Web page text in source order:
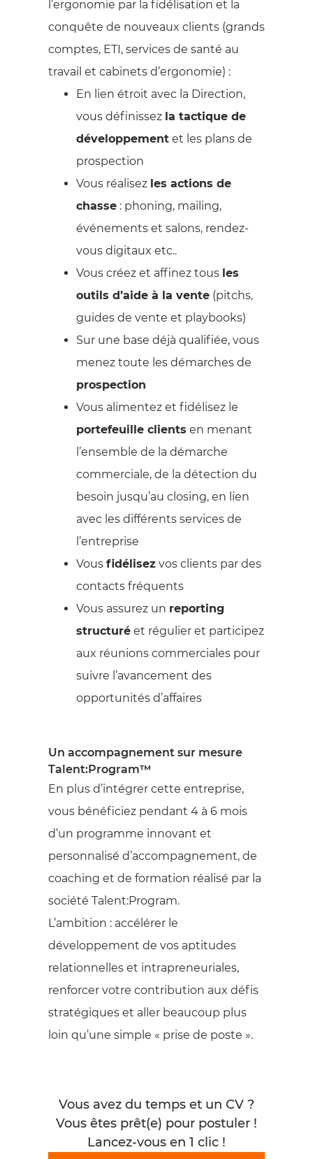
l’ergonomie par la fidélisation et la
conquête de nouveaux clients (grands
comptes, ETI, services de santé au
travail et cabinets d’ergonomie) :
En lien étroit avec la Direction,
vous définissez la tactique de
développement et les plans de
prospection
Vous réalisez les actions de
chasse : phoning, mailing,
événements et salons, rendez-
vous digitaux etc..
Vous créez et affinez tous les
outils d’aide à la vente (pitchs,
guides de vente et playbooks)
Sur une base déjà qualifiée, vous
menez toute les démarches de
prospection
Vous alimentez et fidélisez le
portefeuille clients en menant
l’ensemble de la démarche
commerciale, de la détection du
besoin jusqu’au closing, en lien
avec les différents services de
l’entreprise
Vous fidélisez vos clients par des
contacts fréquents
Vous assurez un reporting
structuré et régulier et participez
aux réunions commerciales pour
suivre l’avancement des
opportunités d’affaires
Un accompagnement sur mesure
Talent:Program™
En plus d’intégrer cette entreprise,
vous bénéficiez pendant 4 à 6 mois
d’un programme innovant et
personnalisé d’accompagnement, de
coaching et de formation réalisé par la
société Talent:Program.
L’ambition : accélérer le
développement de vos aptitudes
relationnelles et intrapreneuriales,
renforcer votre contribution aux défis
stratégiques et aller beaucoup plus
loin qu’une simple « prise de poste ».
Vous avez du temps et un CV ?
Vous êtes prêt(e) pour postuler !
Lancez-vous en 1 clic !